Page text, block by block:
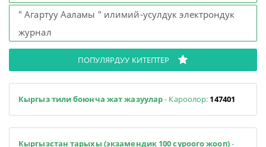
" Агартуу Ааламы " илимий-усулдук электрондук
журнал
ПОПУЛЯРДУУ КИТЕПТЕР
Кыргыз тили боюнча жат жазуулар- Кароолор: 147401
Кыргызстан тарыхы (экзамендик 100 суроого жооп)-